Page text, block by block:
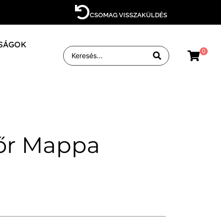
CSOMAG VISSZAKÜLDÉS
0
Mappa